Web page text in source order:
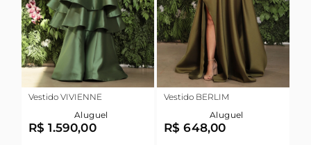
Vestido VIVIENNE
Aluguel
R$ 1.590,00
Vestido BERLIM
Aluguel
R$ 648,00